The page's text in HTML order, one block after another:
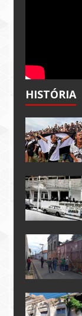
HISTÓRIA